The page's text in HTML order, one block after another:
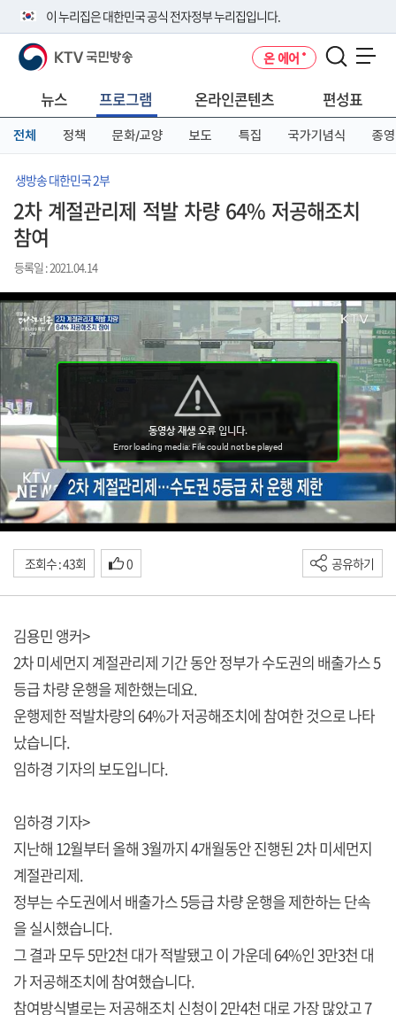
이 누리집은 대한민국 공식 전자정부 누리집입니다.
공식 누리집 주소 확인하기
니다.
이밖에 or.kr 또는 .kr등 다른 도메인 주소를 사용하고 있다면 아래 URL에
서 도메인 주소를 확인해 보세요
KTV 국민방송 온 에어
뉴스 프로그램 온라인콘텐츠 편성표
전체 정책 문화/교양 보도 특집 국가기념식 종영
생방송 대한민국 2부
2차 계절관리제 적발 차량 64% 저공해조치
참여
등록일 : 2021.04.14
조회수 : 43회 0 공유하기
김용민 앵커>
2차 미세먼지 계절관리제 기간 동안 정부가 수도권의 배출가스 5
등급 차량 운행을 제한했는데요.
운행제한 적발차량의 64%가 저공해조치에 참여한 것으로 나타
났습니다.
임하경 기자의 보도입니다.
임하경 기자>
지난해 12월부터 올해 3월까지 4개월동안 진행된 2차 미세먼지
계절관리제.
정부는 수도권에서 배출가스 5등급 차량 운행을 제한하는 단속
을 실시했습니다.
그 결과 모두 5만2천 대가 적발됐고 이 가운데 64%인 3만3천 대
가 저공해조치에 참여했습니다.
참여방식별로는 저공해조치 신청이 2만4천 대로 가장 많았고 7